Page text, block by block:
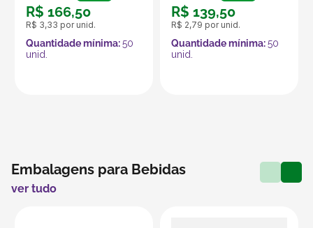
R$ 166,50
R$ 3,33 por unid.
Quantidade mínima:50
unid.
R$ 139,50
R$ 2,79 por unid.
Quantidade mínima:50
unid.
Embalagens para Bebidas
ver tudo